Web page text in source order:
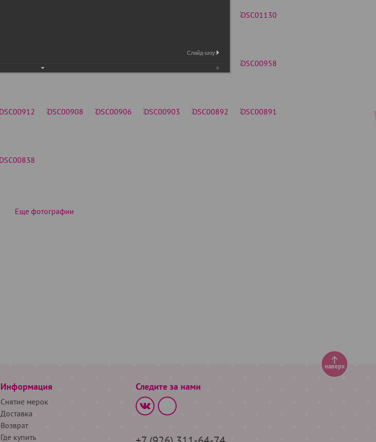
Еще фотографии
Информация
Снятие мерок
Доставка
Возврат
Где купить
Следите за нами
наверх
Слайд-шоу: